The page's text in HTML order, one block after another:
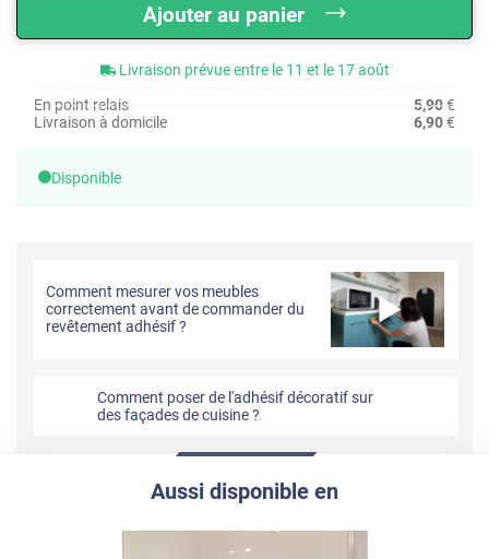
Ajouter au panier
Livraison prévue entre le 11 et le 17 août
En point relais
5,90€
Livraison à domicile
6,90€
Disponible
Comment mesurer vos meubles
correctement avant de commander du
revêtement adhésif ?
Comment poser de l'adhésif décoratif sur
des façades de cuisine ?
Aussi disponible en